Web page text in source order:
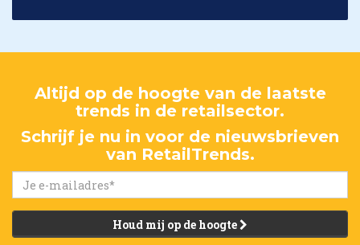
Altijd op de hoogte van de laatste
trends in de retailsector.
Schrijf je nu in voor de nieuwsbrieven
van RetailTrends.
Houd mij op de hoogte